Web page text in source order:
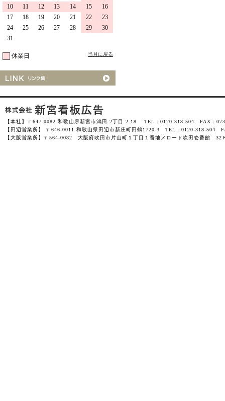
10
11 12 13 14 15
16
17
18 19 20 21 22
23
24
25 26 27 28 29
30
31
休業日 当月に戻る
【本社】〒647-0082 和歌山県新宮市鴻田 2丁目 2-18 TEL：0120-318-504 FAX：
【田辺営業所】 〒646-0011 和歌山県田辺市新庄町田鶴1720-3 TEL：0120-318-504
【大阪営業所】〒564-0082 大阪府吹田市片山町１丁目１番地メロード吹田壱番館